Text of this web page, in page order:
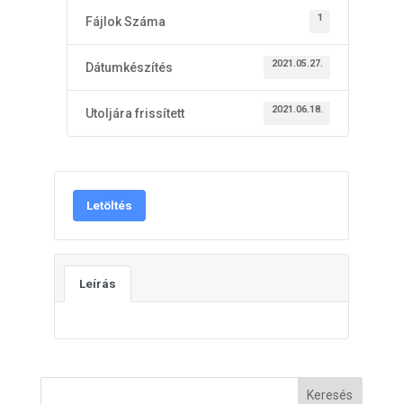
Fájlok Száma 1
Dátumkészítés 2021.05.27.
Utoljára frissített 2021.06.18.
Letöltés
Leírás